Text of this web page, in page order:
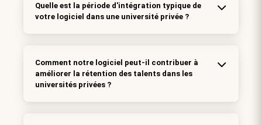
Quelle est la période d'intégration typique de
votre logiciel dans une université privée ?
Comment notre logiciel peut-il contribuer à
améliorer la rétention des talents dans les
universités privées ?